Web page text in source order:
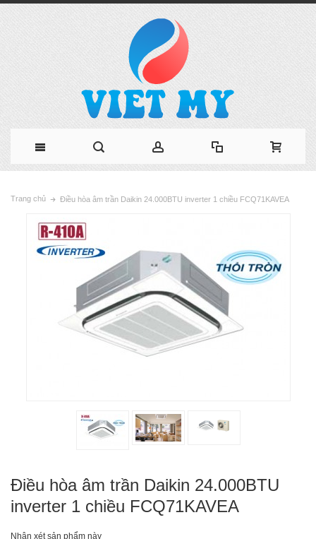
Trang chủ Điều hòa âm trần Daikin 24.000BTU inverter 1 chiều FCQ71KAVEA
Điều hòa âm trần Daikin 24.000BTU
inverter 1 chiều FCQ71KAVEA
Nhận xét sản phẩm này